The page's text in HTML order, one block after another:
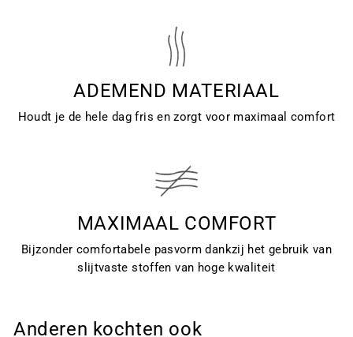
ADEMEND MATERIAAL
Houdt je de hele dag fris en zorgt voor maximaal comfort
MAXIMAAL COMFORT
Bijzonder comfortabele pasvorm dankzij het gebruik van
slijtvaste stoffen van hoge kwaliteit
Anderen kochten ook